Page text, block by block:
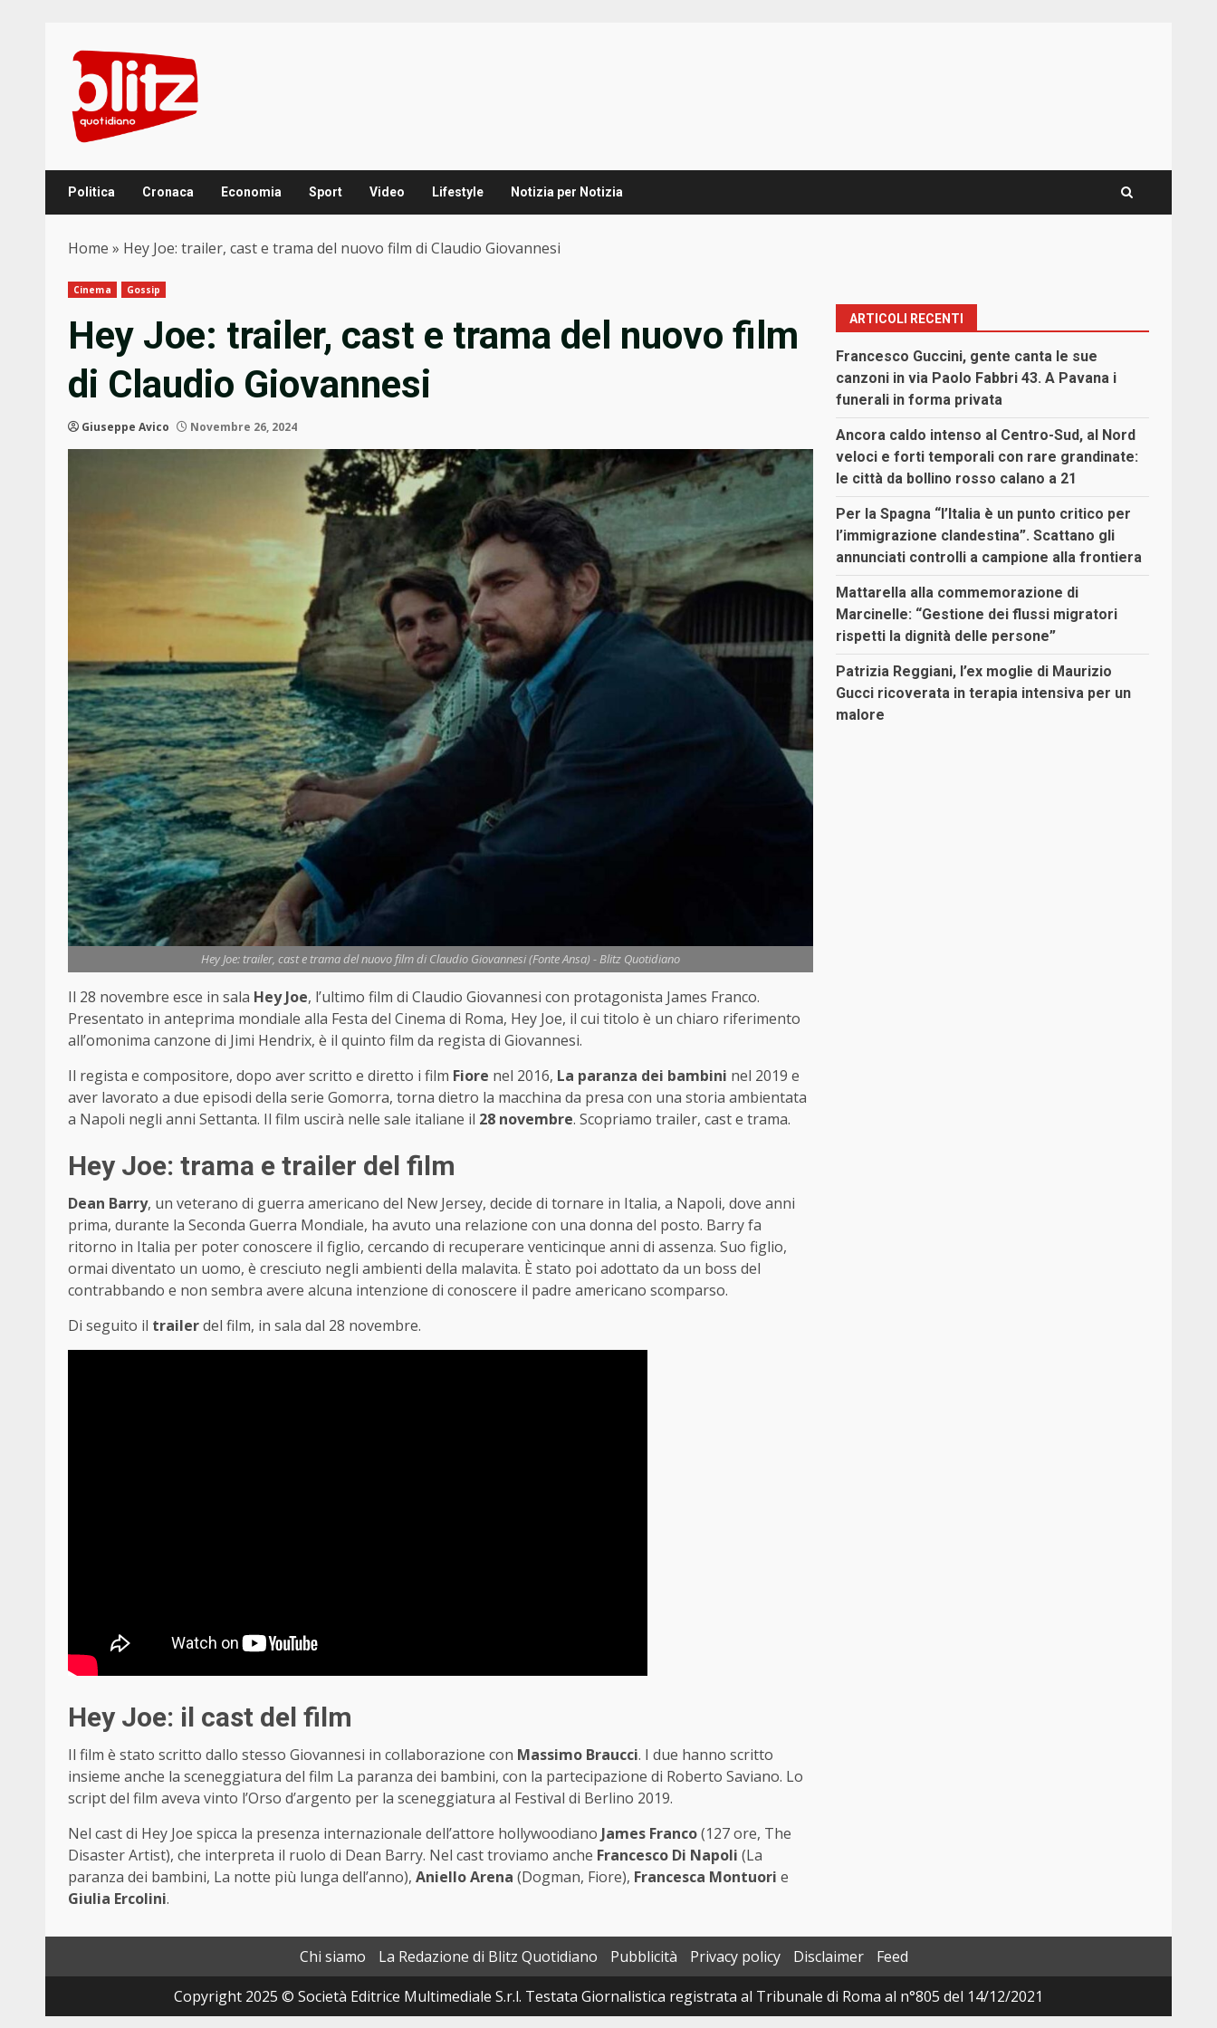
content
Politica Cronaca Economia Sport Video Lifestyle Notizia per Notizia
Home » Hey Joe: trailer, cast e trama del nuovo film di Claudio Giovannesi
Cinema Gossip
Hey Joe: trailer, cast e trama del nuovo film
di Claudio Giovannesi
Giuseppe Avico Novembre 26, 2024
Hey Joe: trailer, cast e trama del nuovo film di Claudio Giovannesi (Fonte Ansa) - Blitz Quotidiano
Il 28 novembre esce in sala Hey Joe, l’ultimo film di Claudio Giovannesi con protagonista James Franco.
Presentato in anteprima mondiale alla Festa del Cinema di Roma, Hey Joe, il cui titolo è un chiaro riferimento
all’omonima canzone di Jimi Hendrix, è il quinto film da regista di Giovannesi.
Il regista e compositore, dopo aver scritto e diretto i film Fiore nel 2016, La paranza dei bambini nel 2019 e
aver lavorato a due episodi della serie Gomorra, torna dietro la macchina da presa con una storia ambientata
a Napoli negli anni Settanta. Il film uscirà nelle sale italiane il 28 novembre. Scopriamo trailer, cast e trama.
Hey Joe: trama e trailer del film
Dean Barry, un veterano di guerra americano del New Jersey, decide di tornare in Italia, a Napoli, dove anni
prima, durante la Seconda Guerra Mondiale, ha avuto una relazione con una donna del posto. Barry fa
ritorno in Italia per poter conoscere il figlio, cercando di recuperare venticinque anni di assenza. Suo figlio,
ormai diventato un uomo, è cresciuto negli ambienti della malavita. È stato poi adottato da un boss del
contrabbando e non sembra avere alcuna intenzione di conoscere il padre americano scomparso.
Di seguito il trailerdel film, in sala dal 28 novembre.
Hey Joe: il cast del film
Il film è stato scritto dallo stesso Giovannesi in collaborazione con Massimo Braucci. I due hanno scritto
insieme anche la sceneggiatura del film La paranza dei bambini, con la partecipazione di Roberto Saviano. Lo
script del film aveva vinto l’Orso d’argento per la sceneggiatura al Festival di Berlino 2019.
Nel cast di Hey Joe spicca la presenza internazionale dell’attore hollywoodiano James Franco(127 ore, The
Disaster Artist), che interpreta il ruolo di Dean Barry. Nel cast troviamo anche Francesco Di Napoli (La
paranza dei bambini, La notte più lunga dell’anno), Aniello Arena (Dogman, Fiore), Francesca Montuori e
Giulia Ercolini.
ARTICOLI RECENTI
Francesco Guccini, gente canta le sue
canzoni in via Paolo Fabbri 43. A Pavana i
funerali in forma privata
Ancora caldo intenso al Centro-Sud, al Nord
veloci e forti temporali con rare grandinate:
le città da bollino rosso calano a 21
Per la Spagna “l’Italia è un punto critico per
l’immigrazione clandestina”. Scattano gli
annunciati controlli a campione alla frontiera
Mattarella alla commemorazione di
Marcinelle: “Gestione dei flussi migratori
rispetti la dignità delle persone”
Patrizia Reggiani, l’ex moglie di Maurizio
Gucci ricoverata in terapia intensiva per un
malore
Chi siamo La Redazione di Blitz Quotidiano Pubblicità Privacy policy Disclaimer
Feed
Copyright 2025 © Società Editrice Multimediale S.r.l. Testata Giornalistica registrata al Tribunale di Roma al n°805 del 14/12/2021